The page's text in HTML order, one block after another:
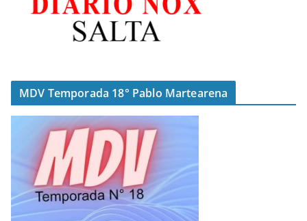
MDV Temporada 18° Pablo Martearena